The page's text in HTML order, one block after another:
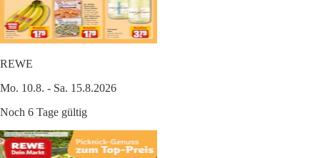
REWE
Mo. 10.8. - Sa. 15.8.2026
Noch 6 Tage gültig